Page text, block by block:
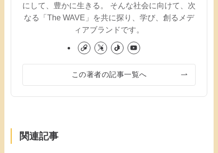
にして、豊かに生きる。 そんな社会に向けて、次
なる「The WAVE」を共に探り、学び、創るメデ
ィアブランドです。
この著者の記事一覧へ
関連記事